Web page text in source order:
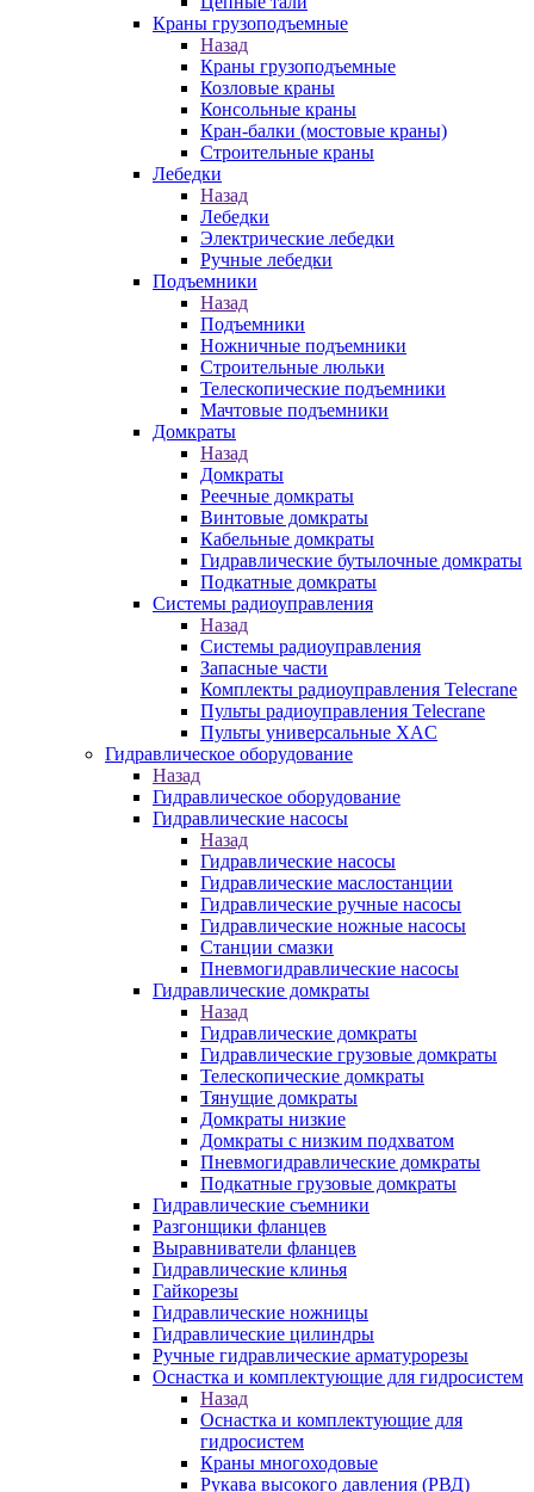
Краны грузоподъемные
Назад
Краны грузоподъемные
Козловые краны
Консольные краны
Кран-балки (мостовые краны)
Строительные краны
Лебедки
Назад
Лебедки
Электрические лебедки
Ручные лебедки
Подъемники
Назад
Подъемники
Ножничные подъемники
Строительные люльки
Телескопические подъемники
Мачтовые подъемники
Домкраты
Назад
Домкраты
Реечные домкраты
Винтовые домкраты
Кабельные домкраты
Гидравлические бутылочные домкраты
Подкатные домкраты
Системы радиоуправления
Назад
Системы радиоуправления
Запасные части
Комплекты радиоуправления Telecrane
Пульты радиоуправления Telecrane
Пульты универсальные XAC
Гидравлическое оборудование
Назад
Гидравлическое оборудование
Гидравлические насосы
Назад
Гидравлические насосы
Гидравлические маслостанции
Гидравлические ручные насосы
Гидравлические ножные насосы
Станции смазки
Пневмогидравлические насосы
Гидравлические домкраты
Назад
Гидравлические домкраты
Гидравлические грузовые домкраты
Телескопические домкраты
Тянущие домкраты
Домкраты низкие
Домкраты с низким подхватом
Пневмогидравлические домкраты
Подкатные грузовые домкраты
Гидравлические съемники
Разгонщики фланцев
Выравниватели фланцев
Гидравлические клинья
Гайкорезы
Гидравлические ножницы
Гидравлические цилиндры
Ручные гидравлические арматурорезы
Оснастка и комплектующие для гидросистем
Назад
Оснастка и комплектующие для
гидросистем
Краны многоходовые
Рукава высокого давления (РВД)